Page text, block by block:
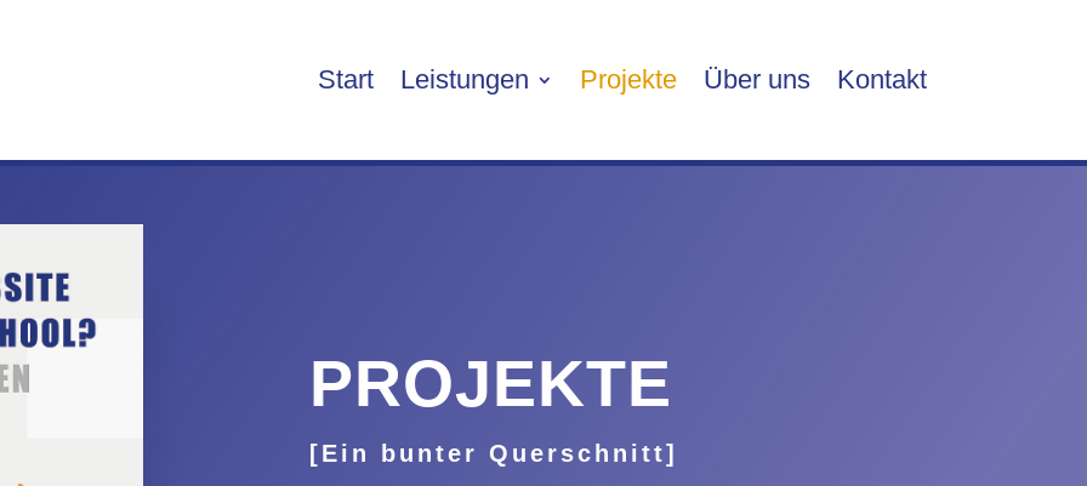
Start Leistungen Projekte Über uns Kontakt
PROJEKTE
[Ein bunter Querschnitt]